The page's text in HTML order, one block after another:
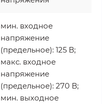
мин. входное
напряжение
(предельное): 125 В;
макс. входное
напряжение
(предельное): 270 В;
мин. выходное